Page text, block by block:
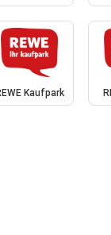
Kaufpark